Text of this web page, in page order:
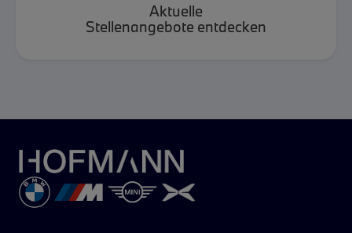
Aktuelle
Stellenangebote entdecken